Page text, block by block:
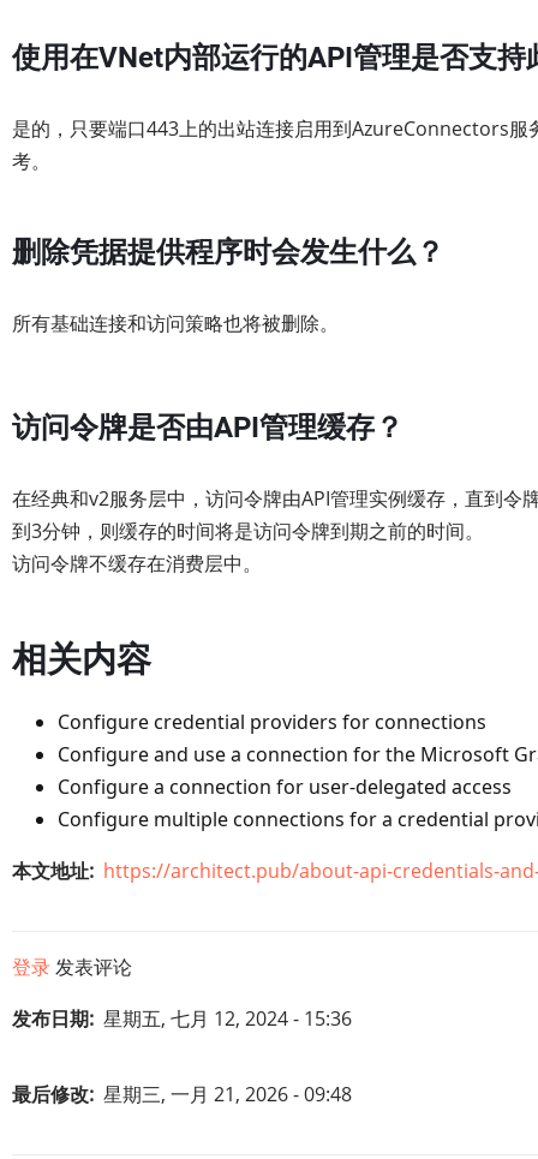
使用在VNet内部运行的API管理是否支持
是的，只要端口443上的出站连接启用到AzureConnectors
考。
删除凭据提供程序时会发生什么？
所有基础连接和访问策略也将被删除。
访问令牌是否由API管理缓存？
在经典和v2服务层中，访问令牌由API管理实例缓存，直到
到3分钟，则缓存的时间将是访问令牌到期之前的时间。
访问令牌不缓存在消费层中。
相关内容
Configurecredential providers for connections
Configure and use a connection for the Microsoft
Configure a connection for user-delegated access
Configure multiple connections for a credential
本文地址 https://architect.pub/about-api-credentials-
登录发表评论
发布日期 星期五, 七月 12, 2024 - 15:36
最后修改 星期三, 一月 21, 2026 - 09:48